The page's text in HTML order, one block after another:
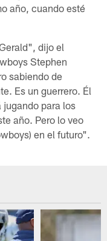
año, cuando esté
dijo el
Stephen
sabiendo de
Es un guerrero. Él
para los
año. Pero lo veo
en el futuro".